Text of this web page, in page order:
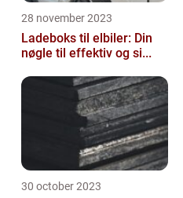
28 november 2023
Ladeboks til elbiler: Din
nøgle til effektiv og si...
30 october 2023